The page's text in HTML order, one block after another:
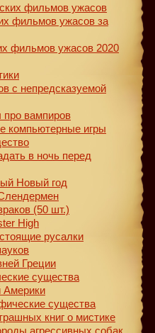
фильмов ужасов
фильмов ужасов за
фильмов ужасов 2020
с непредсказуемой
вампиров
компьютерные игры
в ночь перед
Новый год
(50 шт.)
High
русалки
Греции
существа
существа
книг о мистике
агрессивных собак